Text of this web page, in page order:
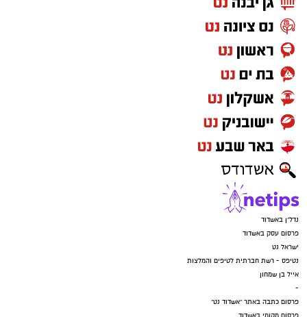
נדל"ן באשדוד
פרסום עסק באשדוד
ישראל נט
נטיפס - רשת חברתית לטיפים והמלצות
אייל בן שמחון
-
פרסום כתבה באתר "אשדוד נט"